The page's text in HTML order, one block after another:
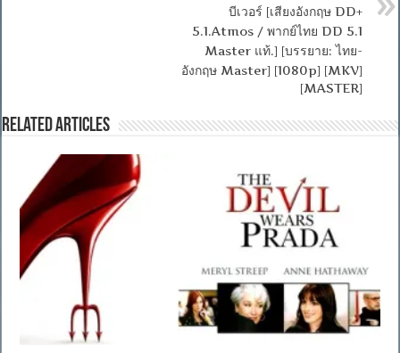
บีเวอร์ [เสียงอังกฤษ DD+
5.1.Atmos / พากย์ไทย DD 5.1
Master แท้.] [บรรยาย: ไทย-
อังกฤษ Master] [1080p] [MKV]
[MASTER]
Related Articles